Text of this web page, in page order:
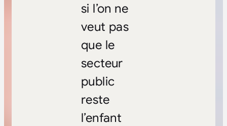
si l’on ne
veut pas
que le
secteur
public
reste
l’enfant